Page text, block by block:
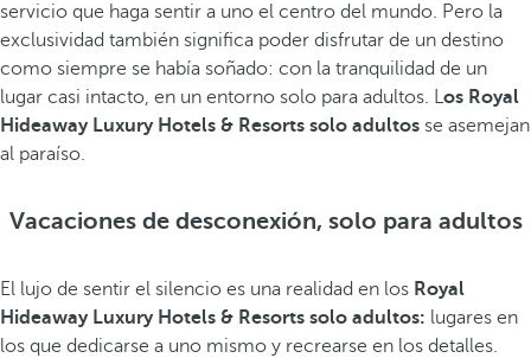
servicio que haga sentir a uno el centro del mundo. Pero la
exclusividad también significa poder disfrutar de un destino
como siempre se había soñado: con la tranquilidad de un
lugar casi intacto, en un entorno solo para adultos. Los Royal
Hideaway Luxury Hotels & Resorts solo adultos se asemejan
al paraíso.
Vacaciones de desconexión, solo para adultos
El lujo de sentir el silencio es una realidad en los Royal
Hideaway Luxury Hotels & Resorts solo adultos: lugares en
los que dedicarse a uno mismo y recrearse en los detalles.